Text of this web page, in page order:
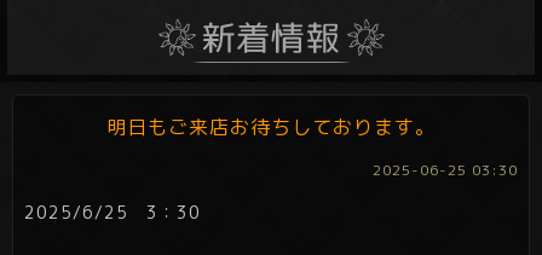
明日もご来店お待ちしております。
2025-06-25 03:30
2025/6/25 3：30